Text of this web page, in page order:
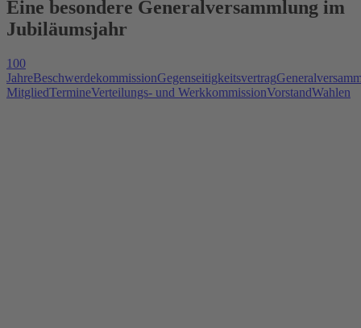
Eine besondere Generalversammlung im
Jubiläumsjahr
100
JahreBeschwerdekommissionGegenseitigkeitsvertrag
MitgliedTermineVerteilungs- und WerkkommissionVorstandWahlen